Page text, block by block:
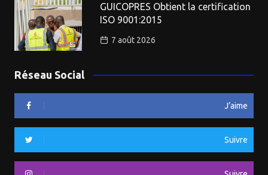
GUICOPRES Obtient la certification
ISO 9001:2015
7 août 2026
Réseau Social
J’aime
Suivre